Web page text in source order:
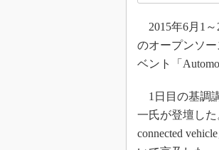
2015年6月1～
のオープンソー
ベント「
1日目の基調
一氏が登壇した
connected